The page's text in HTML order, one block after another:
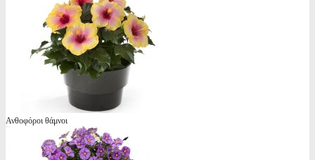
Ανθοφόροι θάμνοι